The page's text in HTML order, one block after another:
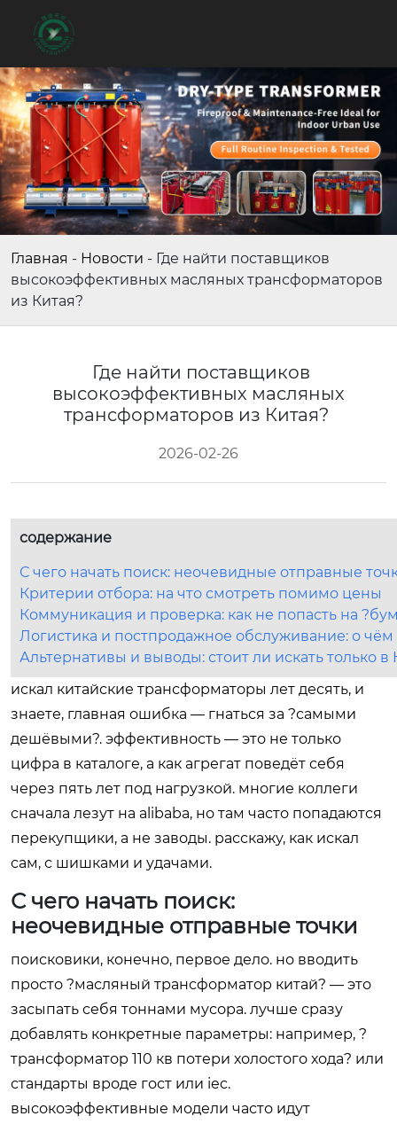
Главная - Новости - Где найти поставщиков
высокоэффективных масляных трансформаторов
из Китая?
Где найти поставщиков
высокоэффективных масляных
трансформаторов из Китая?
2026-02-26
содержание
С чего начать поиск: неочевидные отправные
Критерии отбора: на что смотреть помимо цены
Коммуникация и проверка: как не попасть на
Логистика и постпродажное обслуживание: о чём
Альтернативы и выводы: стоит ли искать только в
искал китайские трансформаторы лет десять, и
знаете, главная ошибка — гнаться за ?самыми
дешёвыми?. эффективность — это не только
цифра в каталоге, а как агрегат поведёт себя
через пять лет под нагрузкой. многие коллеги
сначала лезут на alibaba, но там часто попадаются
перекупщики, а не заводы. расскажу, как искал
сам, с шишками и удачами.
С чего начать поиск:
неочевидные отправные точки
поисковики, конечно, первое дело. но вводить
просто ?масляный трансформатор китай? — это
засыпать себя тоннами мусора. лучше сразу
добавлять конкретные параметры: например, ?
трансформатор 110 кв потери холостого хода? или
стандарты вроде гост или iec.
высокоэффективные модели часто идут